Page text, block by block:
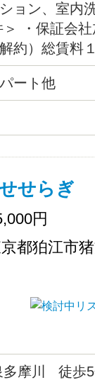
ョン、室内
・保証会
約）総賃料
）契約時徴
ート他
せらぎ
円
都狛江市
多摩川 徒歩